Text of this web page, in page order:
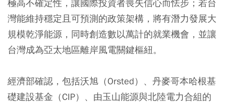
極高不確定性，讓國際投資者喪失信心而怯步；若台
灣能維持穩定且可預測的政策架構，將有潛力發展大
規模乾淨能源，同時創造數以萬計的就業機會，並讓
台灣成為亞太地區離岸風電關鍵樞紐。
經濟部確認，包括沃旭（Orsted）、丹麥哥本哈根基
礎建設基金（CIP）、由玉山能源與北陸電力合組的